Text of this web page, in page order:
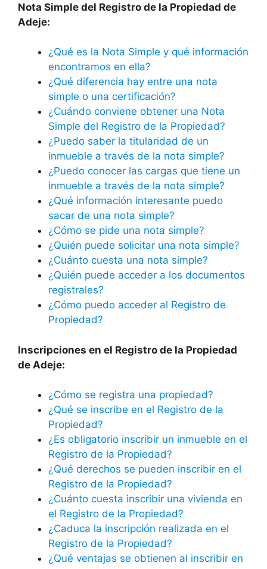
Nota Simple del Registro de la Propiedad de
Adeje:
¿Qué es la Nota Simple y qué información
encontramos en ella?
¿Qué diferencia hay entre una nota
simple o una certificación?
¿Cuándo conviene obtener una Nota
Simple del Registro de la Propiedad?
¿Puedo saber la titularidad de un
inmueble a través de la nota simple?
¿Puedo conocer las cargas que tiene un
inmueble a través de la nota simple?
¿Qué información interesante puedo
sacar de una nota simple?
¿Cómo se pide una nota simple?
¿Quién puede solicitar una nota simple?
¿Cuánto cuesta una nota simple?
¿Quién puede acceder a los documentos
registrales?
¿Cómo puedo acceder al Registro de
Propiedad?
Inscripciones en el Registro de la Propiedad
de Adeje:
¿Cómo se registra una propiedad?
¿Qué se inscribe en el Registro de la
Propiedad?
¿Es obligatorio inscribir un inmueble en el
Registro de la Propiedad?
¿Qué derechos se pueden inscribir en el
Registro de la Propiedad?
¿Cuánto cuesta inscribir una vivienda en
el Registro de la Propiedad?
¿Caduca la inscripción realizada en el
Registro de la Propiedad?
¿Qué ventajas se obtienen al inscribir en